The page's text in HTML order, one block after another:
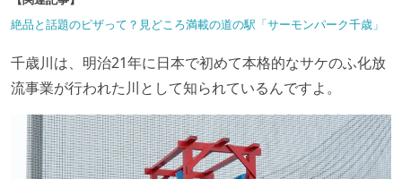
絶品と話題のピザって？見どころ満載の道の駅「サーモンパーク千歳」
千歳川は、明治21年に日本で初めて本格的なサケのふ化放
流事業が行われた川として知られているんですよ。